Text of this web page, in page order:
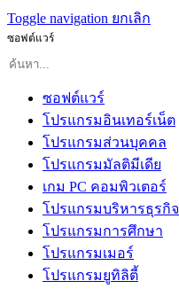
Toggle navigation ยกเลิก
ซอฟต์แวร์
ซอฟต์แวร์
โปรแกรมอินเทอร์เน็ต
โปรแกรมส่วนบุคคล
โปรแกรมมัลติมีเดีย
เกม PC คอมพิวเตอร์
โปรแกรมบริหารธุรกิจ
โปรแกรมการศึกษา
โปรแกรมเมอร์
โปรแกรมยูทิลิตี้